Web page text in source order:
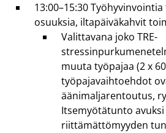
13:00–15:30
osuuksia, iltapäiväkahvit
Valittavana joko TRE-
muuta työpajaa (2 x
työpajavaihtoehdot
äänimaljarentoutus,
Itsemyötätunto
riittämättömyyden